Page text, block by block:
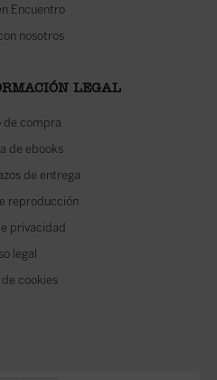
Encuentro
nosotros
LEGAL
de compra
de ebooks
de entrega
reproducción
privacidad
legal
cookies